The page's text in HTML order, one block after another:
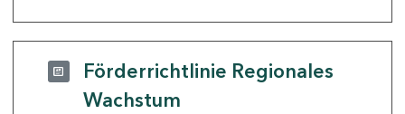
Förderrichtlinie Regionales
Wachstum